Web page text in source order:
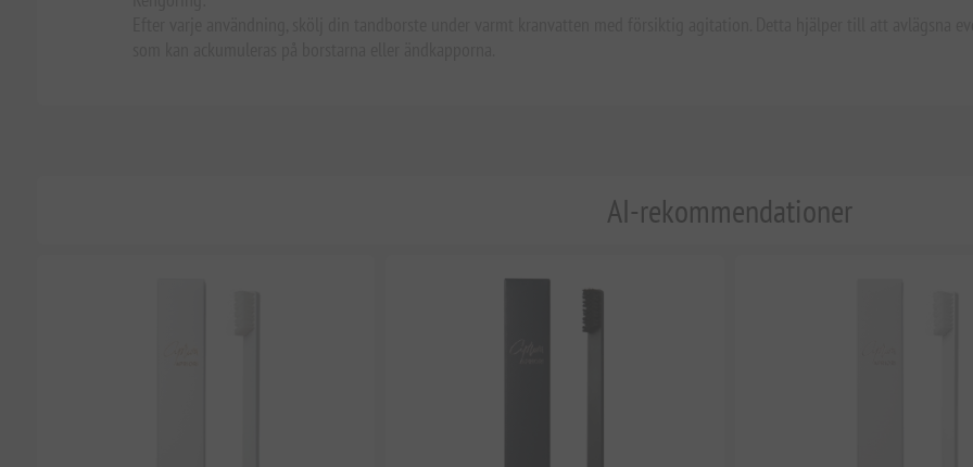
AI-rekommendationer